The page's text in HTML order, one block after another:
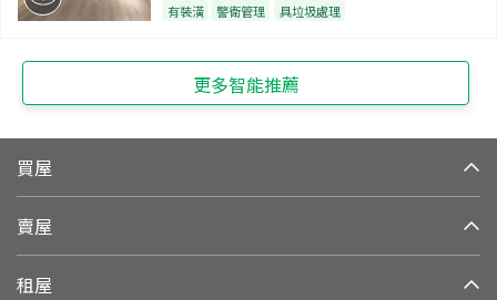
有裝潢 警衛管理 具垃圾處理
更多智能推薦
買屋
賣屋
租屋